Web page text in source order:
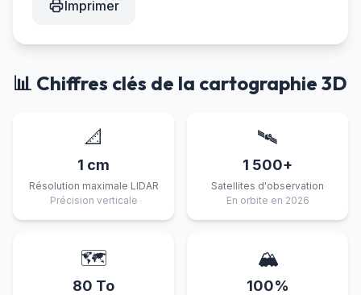
Imprimer
📊 Chiffres clés de la cartographie 3D
📐
1 cm
Résolution maximale LIDAR
Précision verticale
🛰️
1 500+
Satellites d'observation
En orbite en 2026
🗺️
80 To
🏔️
100%